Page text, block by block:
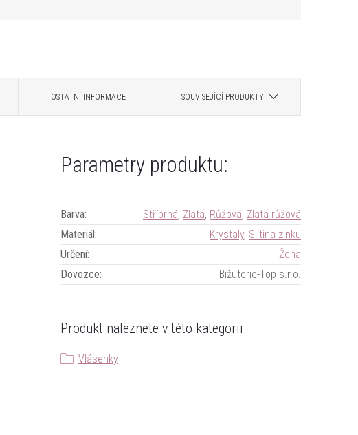
OSTATNÍ INFORMACE SOUVISEJÍCÍ PRODUKTY
Parametry produktu:
Barva: Stříbrná, Zlatá, Růžová, Zlatá růžová
Materiál: Krystaly, Slitina zinku
Určení:
Žena
Dovozce: Bižuterie-Top s.r.o.
Produkt naleznete v této kategorii
Vlásenky